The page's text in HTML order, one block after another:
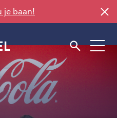
je baan!